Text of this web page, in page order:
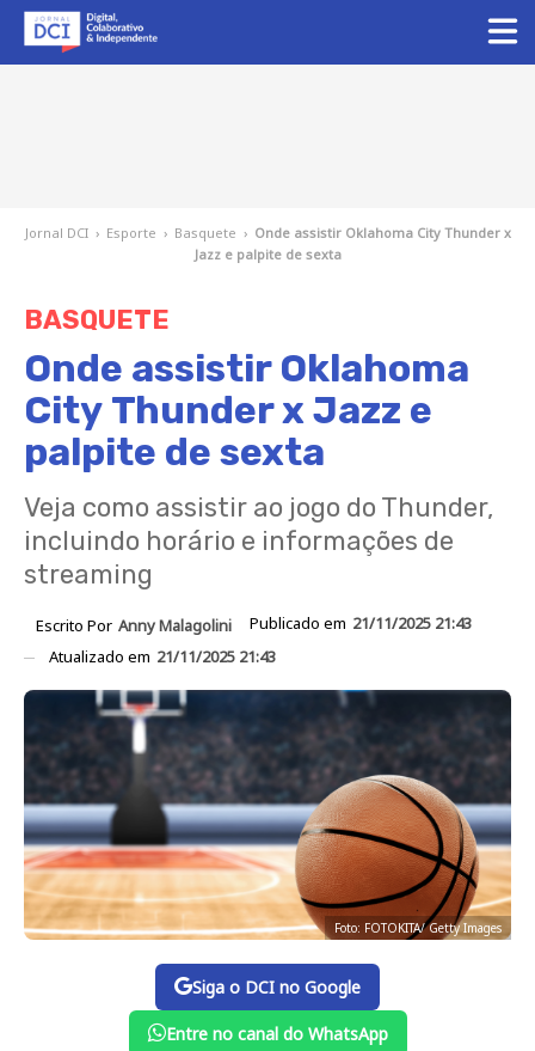
Jornal DCI › Esporte › Basquete › Onde assistir Oklahoma City Thunder x
Jazz e palpite de sexta
BASQUETE
Onde assistir Oklahoma
City Thunder x Jazz e
palpite de sexta
Veja como assistir ao jogo do Thunder,
incluindo horário e informações de
streaming
Escrito Por Anny Malagolini Publicado em 21/11/2025 21:43
Atualizado em 21/11/2025 21:43
Foto: FOTOKITA/ Getty Images
Siga o DCI no Google
Entre no canal do WhatsApp